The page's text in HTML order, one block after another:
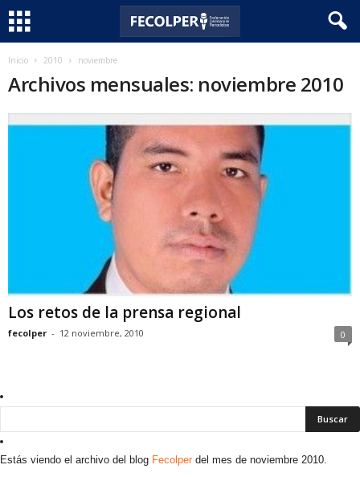
Inicio 2010 noviembre
Archivos mensuales: noviembre 2010
Los retos de la prensa regional
fecolper - 12 noviembre, 2010 0
Estás viendo el archivo del blog Fecolper del mes de noviembre 2010.